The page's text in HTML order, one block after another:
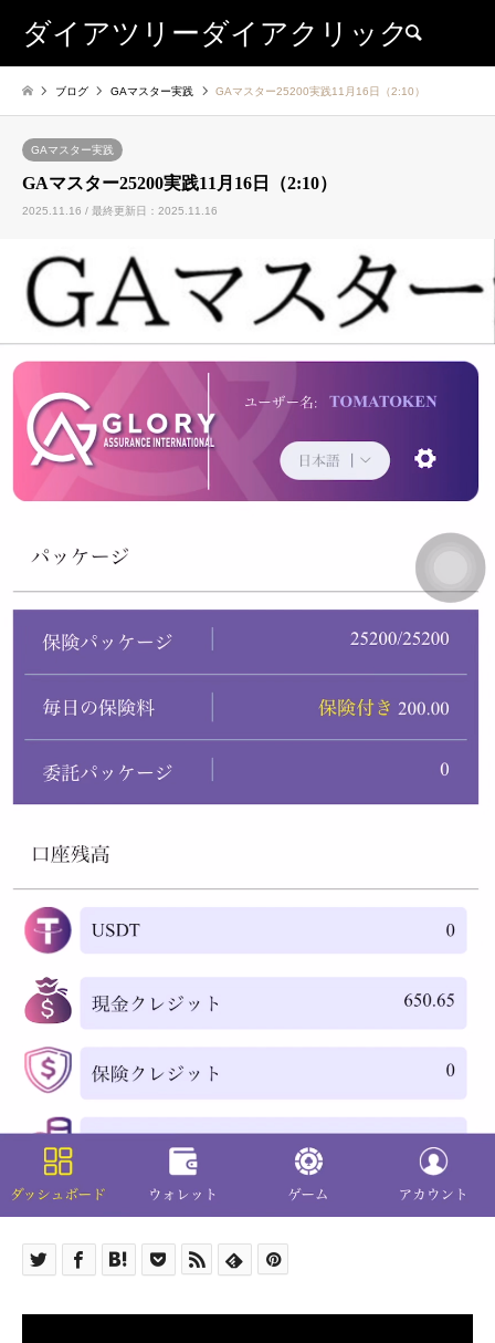
ダイアツリーダイアクリック
ブログ GAマスター実践 GAマスター25200実践11月16日（2:10）
GAマスター実践
GAマスター25200実践11月16日（2:10）
2025.11.16 / 最終更新日：2025.11.16